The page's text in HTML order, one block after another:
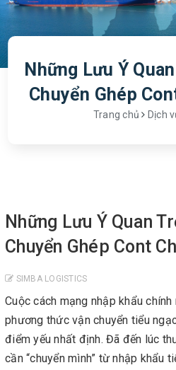
Những Lưu Ý
Chuyển Ghép
Trang chủ Dịch
Những Lưu Ý Quan
Chuyển Ghép Cont
SIMBA LOGISTICS
Cuộc cách mạng nhập khẩu
phương thức vận chuyển tiểu
điểm yếu nhất định. Đã đến lúc
cần “chuyển mình” từ nhập khẩu